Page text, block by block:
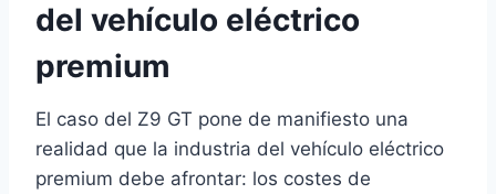
del vehículo eléctrico
premium
El caso del Z9 GT pone de manifiesto una
realidad que la industria del vehículo eléctrico
premium debe afrontar: los costes de